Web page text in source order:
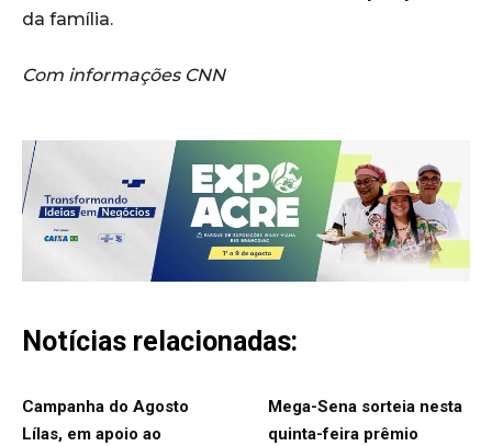
da família.
Com informações CNN
Notícias relacionadas:
Campanha do Agosto
Lílas, em apoio ao
Mega-Sena sorteia nesta
quinta-feira prêmio